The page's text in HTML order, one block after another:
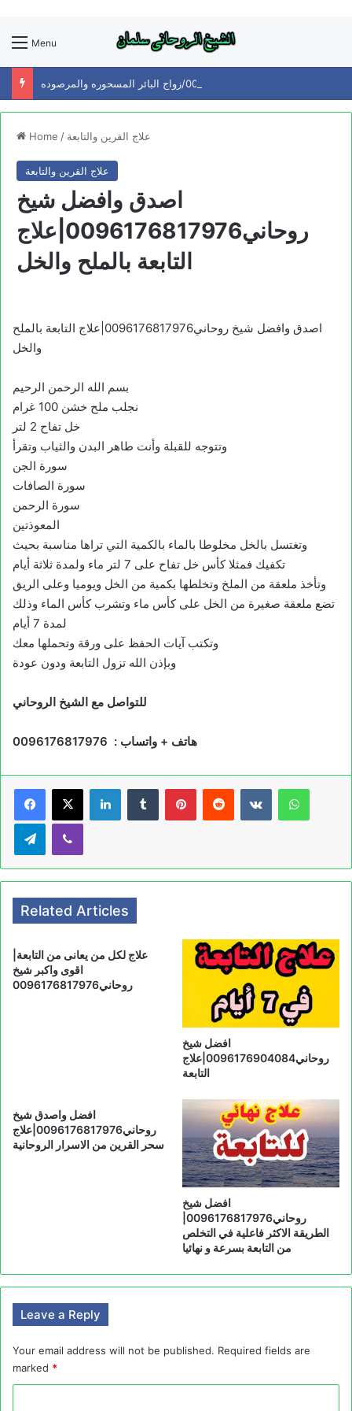
Menu
Home / علاج القرين والتابعة
علاج القرين والتابعة
اصدق وافضل شيخ
روحاني0096176817976|علاج
التابعة بالملح والخل
اصدق وافضل شيخ روحاني0096176817976|علاج التابعة بالملح
والخل
بسم الله الرحمن الرحيم
نجلب ملح خشن 100 غرام
خل تفاح 2 لتر
وتتوجه للقبلة وأنت طاهر البدن والثياب وتقرأ
سورة الجن
سورة الصافات
سورة الرحمن
المعوذتين
وتغتسل بالخل مخلوطا بالماء بالكمية التي تراها مناسبة بحيث
تكفيك فمثلا كأس خل تفاح على 7 لتر ماء ولمدة ثلاثة أيام
وتأخذ ملعقة من الملخ وتخلطها بكمية من الخل ويوميا وعلى الريق
تضع ملعقة صغيرة من الخل على كأس ماء وتشرب كأس الماء وذلك
لمدة 7 أيام
وتكتب آيات الحفظ على ورقة وتحملها معك
وبإذن الله تزول التابعة ودون عودة
للتواصل مع الشيخ الروحاني
هاتف + واتساب : 0096176817976
Telegram
Related Articles
علاج لكل من يعانى من التابعة|
اقوى واكبر شيخ
روحاني0096176817976
افضل شيخ
روحاني0096176904084|علاج
افضل واصدق شيخ
روحاني0096176817976|علاج
سحر القرين من الاسرار الروحانية
افضل شيخ
الطريقة الاكثر فاعلية في التخلص
من التابعة بسرعة و نهائيا
Leave a Reply
Your email address will not be published. Required fields are
marked *